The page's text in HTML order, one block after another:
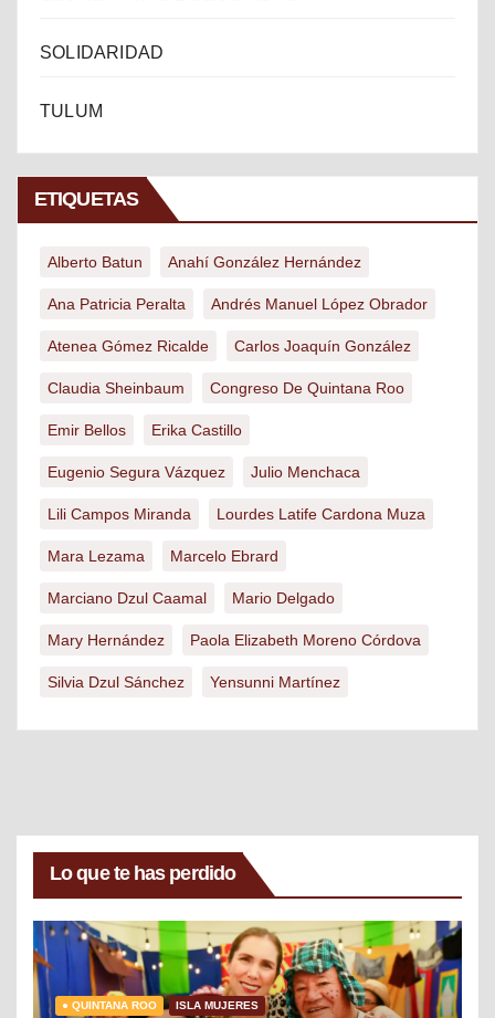
SOLIDARIDAD
TULUM
ETIQUETAS
Alberto Batun Anahí González Hernández
Ana Patricia Peralta Andrés Manuel López Obrador
Atenea Gómez Ricalde Carlos Joaquín González
Claudia Sheinbaum Congreso De Quintana Roo
Emir Bellos Erika Castillo
Eugenio Segura Vázquez Julio Menchaca
Lili Campos Miranda Lourdes Latife Cardona Muza
Mara Lezama Marcelo Ebrard
Marciano Dzul Caamal Mario Delgado
Mary Hernández Paola Elizabeth Moreno Córdova
Silvia Dzul Sánchez Yensunni Martínez
Lo que te has perdido
● QUINTANA ROO ISLA MUJERES